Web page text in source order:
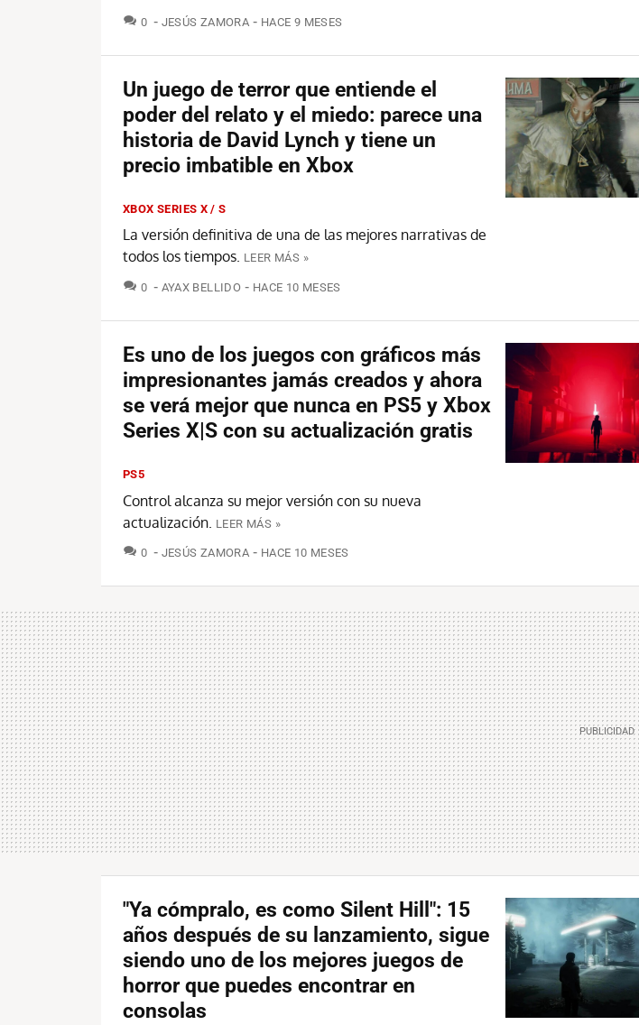
0 COMENTARIOS
JESÚS ZAMORA HACE 9 MESES
Un juego de terror que entiende el
poder del relato y el miedo: parece una
historia de David Lynch y tiene un
precio imbatible en Xbox
XBOX SERIES X / S
La versión definitiva de una de las mejores narrativas de
todos los tiempos. LEER MÁS »
0 COMENTARIOS
AYAX BELLIDO HACE 10 MESES
Es uno de los juegos con gráficos más
impresionantes jamás creados y ahora
se verá mejor que nunca en PS5 y Xbox
Series X|S con su actualización gratis
PS5
Control alcanza su mejor versión con su nueva
actualización. LEER MÁS »
0 COMENTARIOS
JESÚS ZAMORA HACE 10 MESES
"Ya cómpralo, es como Silent Hill": 15
años después de su lanzamiento, sigue
siendo uno de los mejores juegos de
horror que puedes encontrar en
consolas